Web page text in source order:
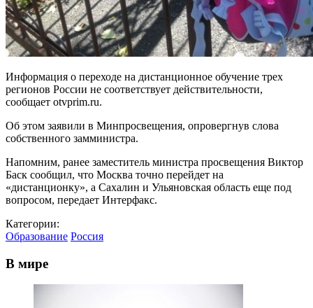
Информация о переходе на дистанционное обучение трех
регионов России не соответствует действительности,
сообщает otvprim.ru.
Об этом заявили в Минпросвещения, опровергнув слова
собственного замминистра.
Напомним, ранее заместитель министра просвещения Виктор
Баск сообщил, что Москва точно перейдет на
«дистанционку», а Сахалин и Ульяновская область еще под
вопросом, передает Интерфакс.
Категории:
Образование Россия
В мире